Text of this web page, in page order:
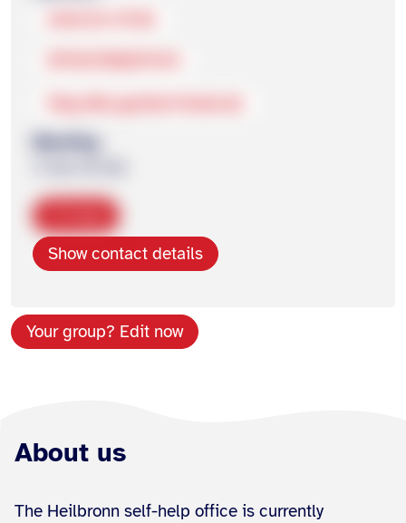
Show contact details
Your group? Edit now
About us
The Heilbronn self-help office is currently